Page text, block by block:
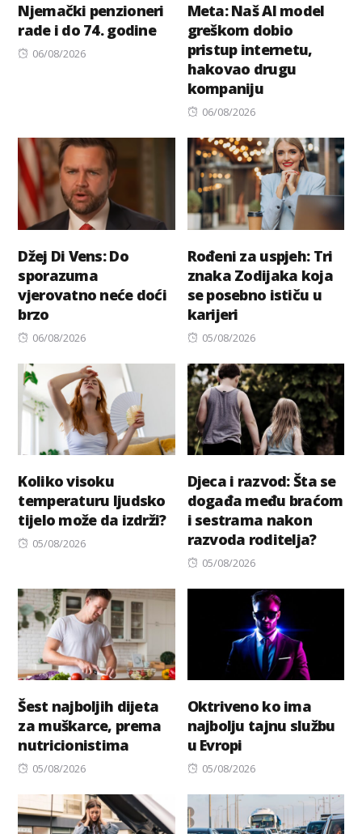
Njemački penzioneri
rade i do 74. godine
Posted
06/08/2026
Meta: Naš AI model
greškom dobio
pristup internetu,
hakovao drugu
kompaniju
Posted
06/08/2026
Džej Di Vens: Do
sporazuma
vjerovatno neće doći
brzo
Posted
06/08/2026
Rođeni za uspjeh: Tri
znaka Zodijaka koja
se posebno ističu u
karijeri
Posted
05/08/2026
Koliko visoku
temperaturu ljudsko
tijelo može da izdrži?
Posted
05/08/2026
Djeca i razvod: Šta se
događa među braćom
i sestrama nakon
razvoda roditelja?
Posted
05/08/2026
Šest najboljih dijeta
za muškarce, prema
nutricionistima
Posted
05/08/2026
Oktriveno ko ima
najbolju tajnu službu
u Evropi
Posted
05/08/2026